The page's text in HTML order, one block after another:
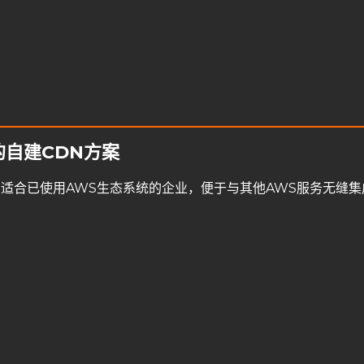
建CDN方案
合已使用AWS生态系统的企业，便于与其他AWS服务无缝